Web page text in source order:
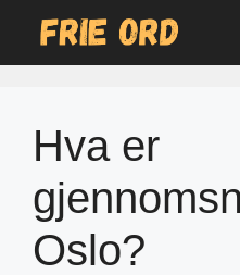
Hva er
Oslo?